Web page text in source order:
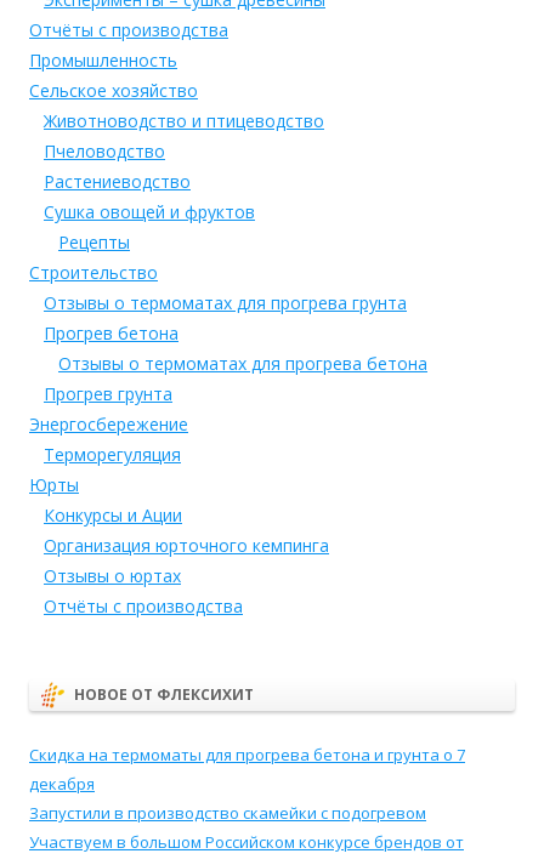
Отчёты с производства
Промышленность
Сельское хозяйство
Животноводство и птицеводство
Пчеловодство
Растениеводство
Сушка овощей и фруктов
Рецепты
Строительство
Отзывы о термоматах для прогрева грунта
Прогрев бетона
Отзывы о термоматах для прогрева бетона
Прогрев грунта
Энергосбережение
Терморегуляция
Юрты
Конкурсы и Ации
Организация юрточного кемпинга
Отзывы о юртах
Отчёты с производства
НОВОЕ ОТ ФЛЕКСИХИТ
Скидка на термоматы для прогрева бетона и грунта о 7
декабря
Запустили в производство скамейки с подогревом
Участвуем в большом Российском конкурсе брендов от